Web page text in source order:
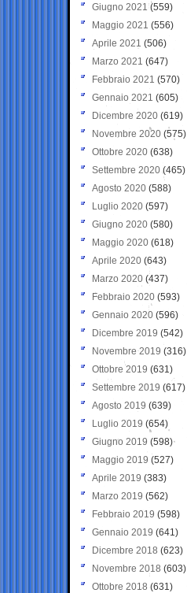
Giugno 2021(559)
Maggio 2021 (556)
Aprile 2021 (506)
Marzo 2021 (647)
Febbraio 2021 (570)
Gennaio 2021 (605)
Dicembre 2020 (619)
Novembre 2020 (575)
Ottobre 2020 (638)
Settembre 2020(465)
Agosto 2020 (588)
Luglio 2020 (597)
Giugno 2020 (580)
Maggio 2020 (618)
Aprile 2020 (643)
Marzo 2020 (437)
Febbraio 2020 (593)
Gennaio 2020 (596)
Dicembre 2019 (542)
Novembre 2019 (316)
Ottobre 2019 (631)
Settembre 2019 (617)
Agosto 2019 (639)
Luglio 2019 (654)
Giugno 2019 (598)
Maggio 2019 (527)
Aprile 2019 (383)
Marzo 2019 (562)
Febbraio 2019 (598)
Gennaio 2019 (641)
Dicembre 2018 (623)
Novembre 2018 (603)
Ottobre 2018 (631)